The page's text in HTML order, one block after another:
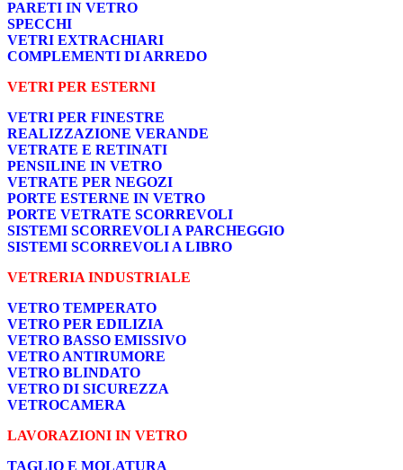
PARETI IN VETRO
SPECCHI
VETRI EXTRACHIARI
COMPLEMENTI DI ARREDO
VETRI PER ESTERNI
VETRI PER FINESTRE
REALIZZAZIONE VERANDE
VETRATE E RETINATI
PENSILINE IN VETRO
VETRATE PER NEGOZI
PORTE ESTERNE IN VETRO
PORTE VETRATE SCORREVOLI
SISTEMI SCORREVOLI A PARCHEGGIO
SISTEMI SCORREVOLI A LIBRO
VETRERIA INDUSTRIALE
VETRO TEMPERATO
VETRO PER EDILIZIA
VETRO BASSO EMISSIVO
VETRO ANTIRUMORE
VETRO BLINDATO
VETRO DI SICUREZZA
VETROCAMERA
LAVORAZIONI IN VETRO
TAGLIO E MOLATURA